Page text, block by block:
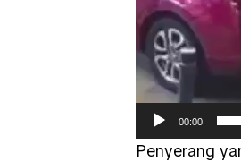
00:00
Penyerang